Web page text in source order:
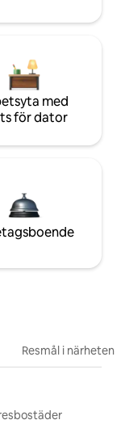
med
för dator
Resmål i närheten